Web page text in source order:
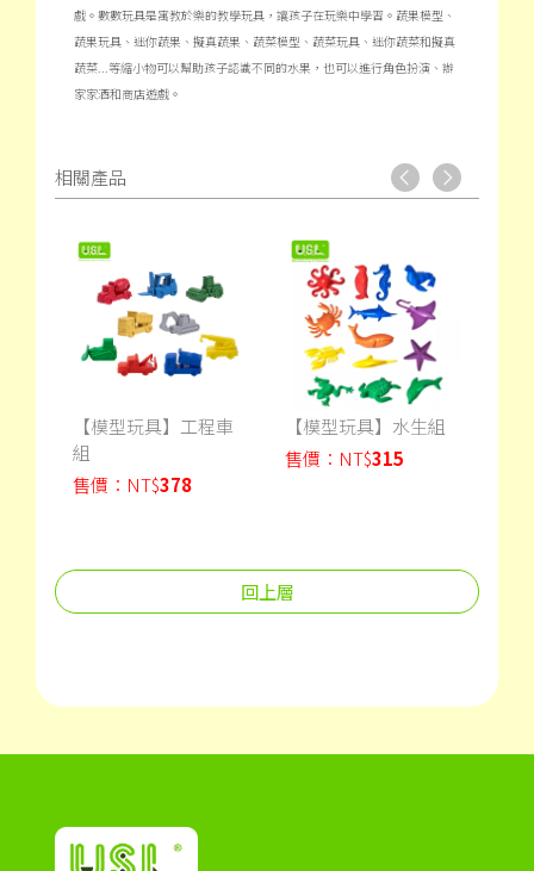
戲。數數玩具是寓教於樂的教學玩具，讓孩子在玩樂中學習。蔬果模型、
蔬果玩具、迷你蔬果、擬真蔬果、蔬菜模型、蔬菜玩具、迷你蔬菜和擬真
蔬菜...等縮小物可以幫助孩子認識不同的水果，也可以進行角色扮演、辦
家家酒和商店遊戲。
相關產品
【模型玩具】工程車
組
售價： NT$378
【模型玩具】水生組
售價： NT$315
回上層